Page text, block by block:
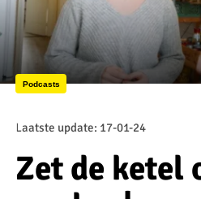
Podcasts
Laatste update: 17-01-24
Zet de ketel